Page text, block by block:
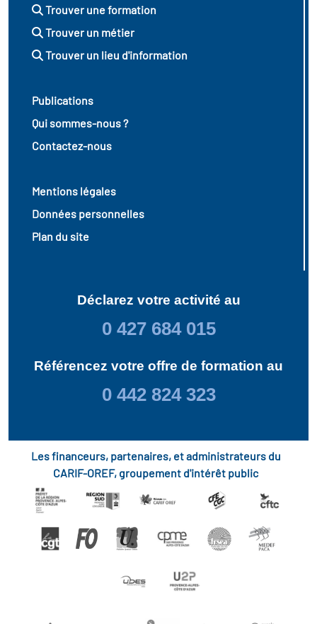
Trouver une formation
Trouver un métier
Trouver un lieu d'information
Publications
Qui sommes-nous ?
Contactez-nous
Mentions légales
Données personnelles
Plan du site
Déclarez votre activité au
0 427 684 015
Référencez votre offre de formation au
0 442 824 323
Les financeurs, partenaires, et administrateurs du
CARIF-OREF, groupement d'intérêt public